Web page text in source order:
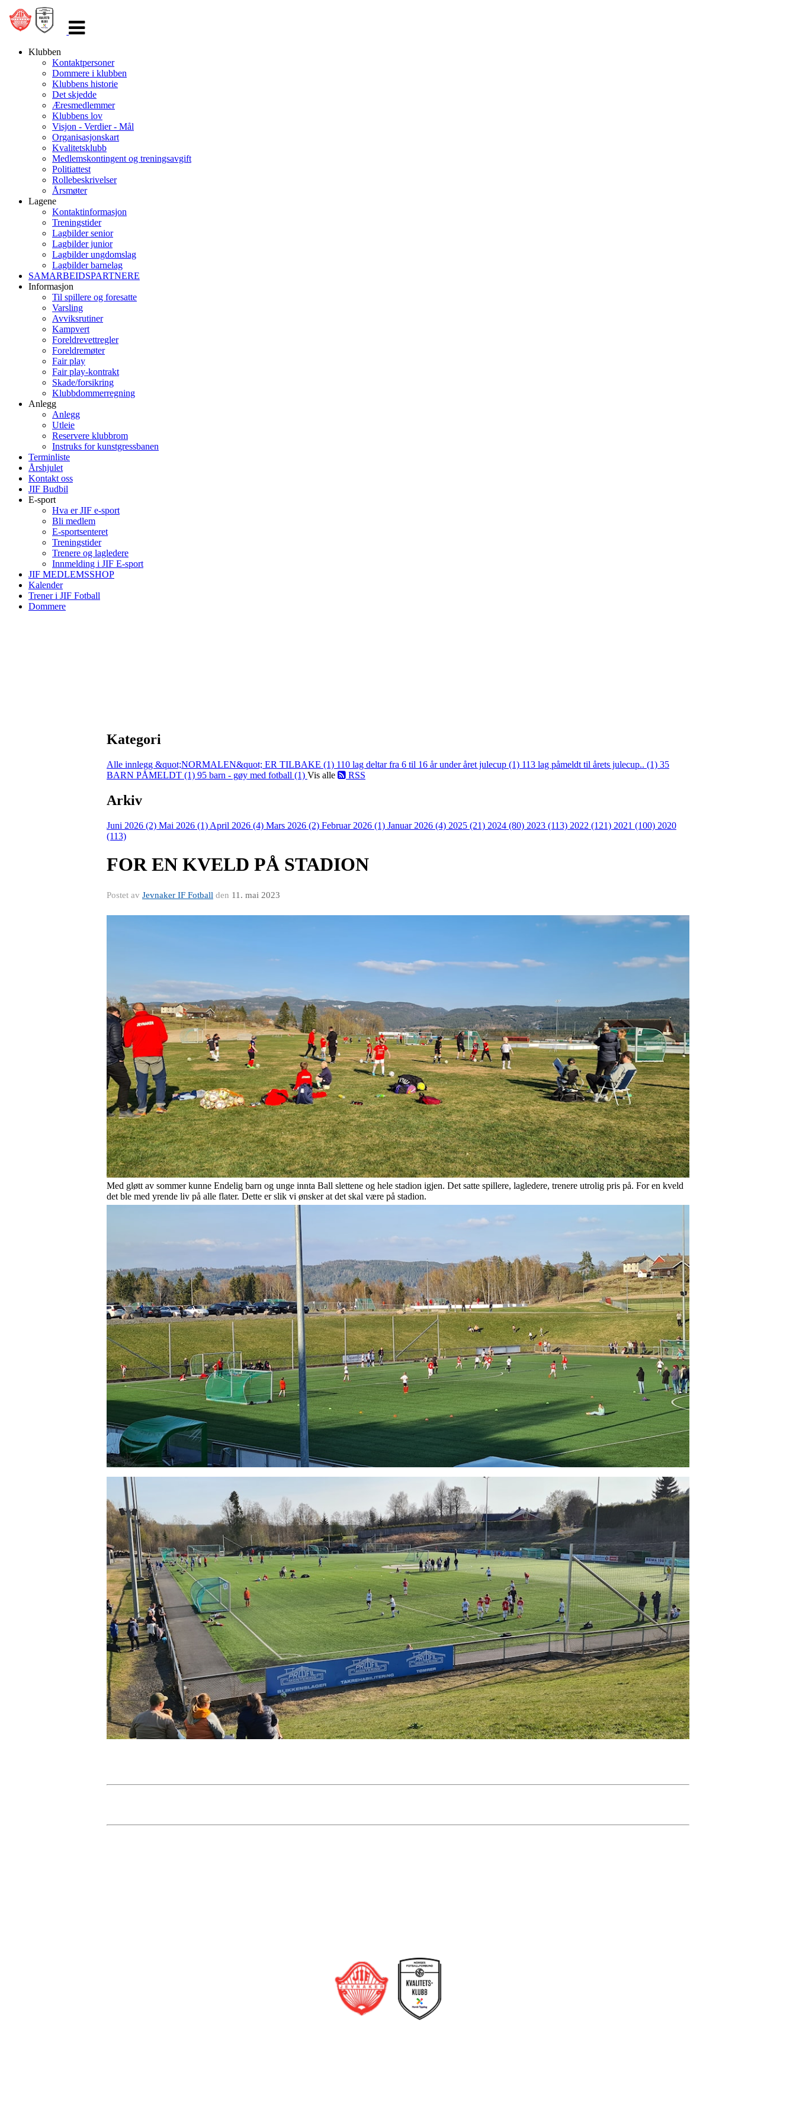
navigasjon
Klubben
Kontaktpersoner
Dommere i klubben
Klubbens historie
Det skjedde
Æresmedlemmer
Klubbens lov
Visjon - Verdier - Mål
Organisasjonskart
Kvalitetsklubb
Medlemskontingent og treningsavgift
Politiattest
Rollebeskrivelser
Årsmøter
Lagene
Kontaktinformasjon
Treningstider
Lagbilder senior
Lagbilder junior
Lagbilder ungdomslag
Lagbilder barnelag
SAMARBEIDSPARTNERE
Informasjon
Til spillere og foresatte
Varsling
Avviksrutiner
Kampvert
Foreldrevettregler
Foreldremøter
Fair play
Fair play-kontrakt
Skade/forsikring
Klubbdommerregning
Anlegg
Anlegg
Utleie
Reservere klubbrom
Instruks for kunstgressbanen
Terminliste
Årshjulet
Kontakt oss
JIF Budbil
E-sport
Hva er JIF e-sport
Bli medlem
E-sportsenteret
Treningstider
Trenere og lagledere
Innmelding i JIF E-sport
JIF MEDLEMSSHOP
Kalender
Trener i JIF Fotball
Dommere
Kategori
Alle innlegg &quot;NORMALEN&quot; ER TILBAKE (1) 110 lag deltar fra 6 til 16 år under året julecup (1) 113 lag påmeldt til årets julecup.. (1) 35
BARN PÅMELDT (1) 95 barn - gøy med fotball (1) Vis alle RSS
Arkiv
Juni 2026 (2) Mai 2026 (1) April 2026 (4) Mars 2026 (2) Februar 2026 (1) Januar 2026 (4) 2025 (21) 2024 (80) 2023 (113) 2022 (121) 2021 (100) 2020
(113)
FOR EN KVELD PÅ STADION
Postet av Jevnaker IF Fotball den 11. mai 2023
Med gløtt av sommer kunne Endelig barn og unge innta Ball slettene og hele stadion igjen. Det satte spillere, lagledere, trenere utrolig pris på. For en kveld
det ble med yrende liv på alle flater. Dette er slik vi ønsker at det skal være på stadion.